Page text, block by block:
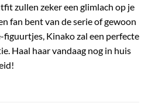
zullen zeker een glimlach op je
fan bent van de serie of gewoon
Kinako zal een perfecte
Haal haar vandaag nog in huis